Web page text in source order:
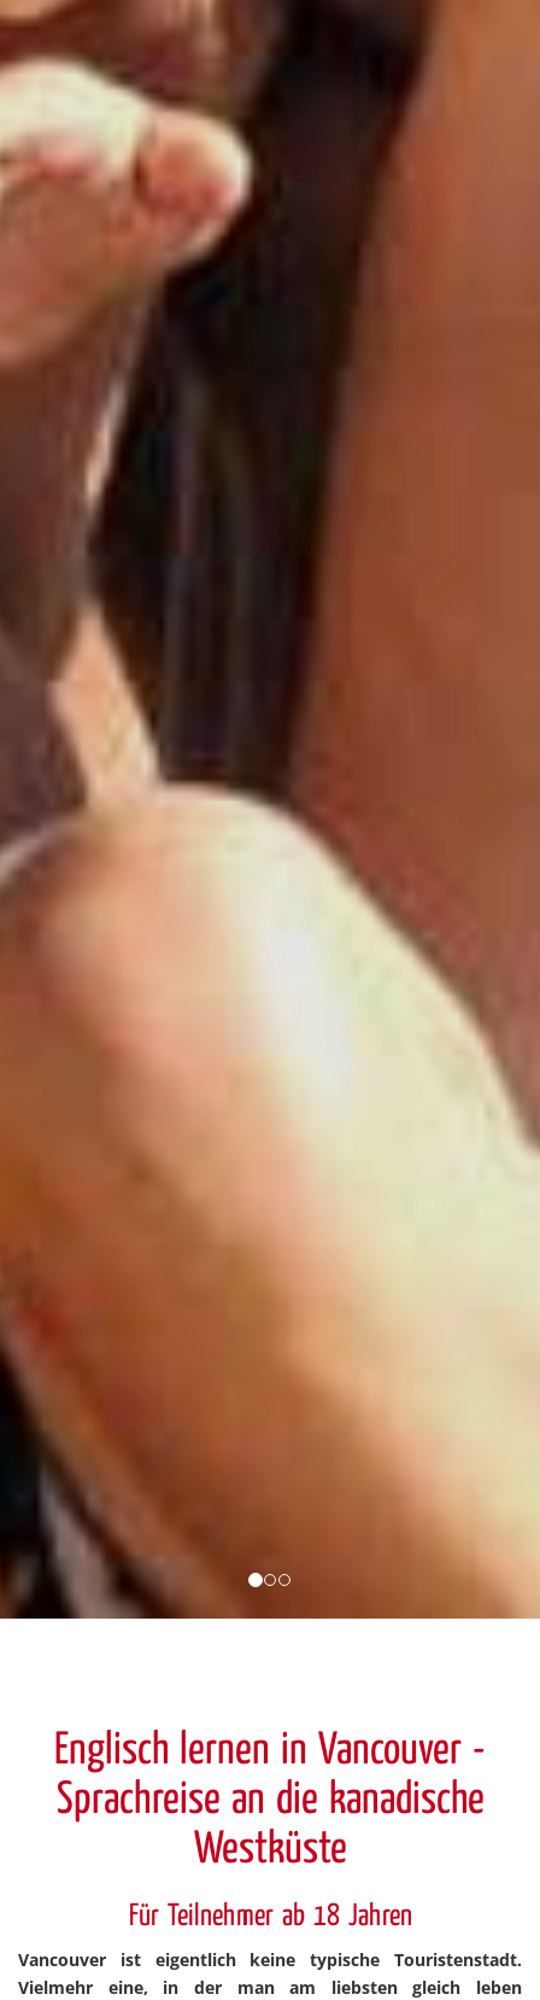
Englisch lernen in Vancouver -
Sprachreise an die kanadische
Westküste
Für Teilnehmer ab 18 Jahren
Vancouver ist eigentlich keine typische Touristenstadt.
Vielmehr eine, in der man am liebsten gleich leben